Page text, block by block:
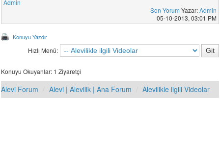
Admin
Son Yorum Yazar:Admin
05-10-2013, 03:01 PM
Konuyu Yazdır
Hızlı Menü:
Konuyu Okuyanlar: 1 Ziyaretçi
Alevi Forum Alevi | Alevilik | Ana Forum Alevilikle ilgili Videolar